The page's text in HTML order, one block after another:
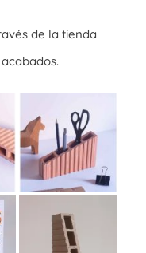
de la tienda